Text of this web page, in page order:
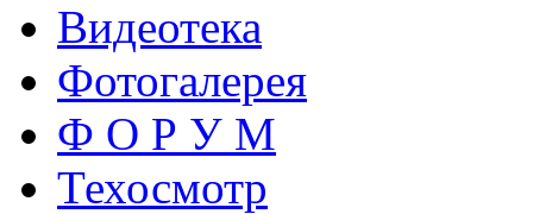
Видеотека
Фотогалерея
Ф О Р У М
Техосмотр